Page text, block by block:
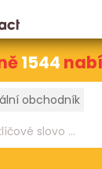
1544
obchodník